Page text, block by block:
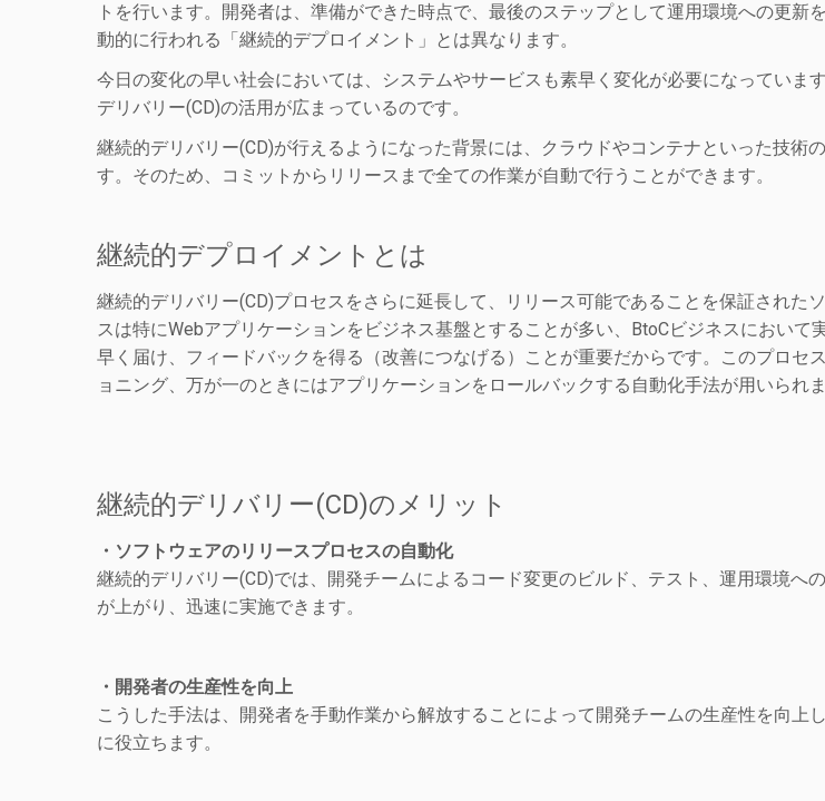
トを行います。開発者は、準備ができた時点で、最後のステップとして運用環境への更
動的に行われる「継続的デプロイメント」とは異なります。
今日の変化の早い社会においては、システムやサービスも素早く変化が必要になってい
デリバリー(CD)の活用が広まっているのです。
継続的デリバリー(CD)が行えるようになった背景には、クラウドやコンテナといった技術
す。そのため、コミットからリリースまで全ての作業が自動で行うことができます。
継続的デプロイメントとは
継続的デリバリー(CD)プロセスをさらに延長して、リリース可能であることを保証され
スは特にWebアプリケーションをビジネス基盤とすることが多い、BtoCビジネスにおい
早く届け、フィードバックを得る（改善につなげる）ことが重要だからです。このプロ
ョニング、万が一のときにはアプリケーションをロールバックする自動化手法が用いられま
継続的デリバリー(CD)のメリット
・ソフトウェアのリリースプロセスの自動化
継続的デリバリー(CD)では、開発チームによるコード変更のビルド、テスト、運用環境
が上がり、迅速に実施できます。
・開発者の生産性を向上
こうした手法は、開発者を手動作業から解放することによって開発チームの生産性を向
に役立ちます。